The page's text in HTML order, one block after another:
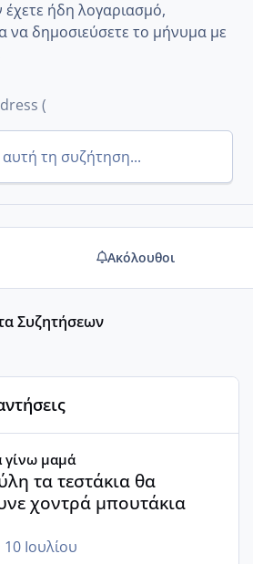
έχετε ήδη λογαριασμό,
να δημοσιεύσετε το μήνυμα με
τη συζήτηση...
Ακόλουθοι
Συζητήσεων
μαμά
τα τεστάκια θα
χοντρά μπουτάκια
10 Ιουλίου